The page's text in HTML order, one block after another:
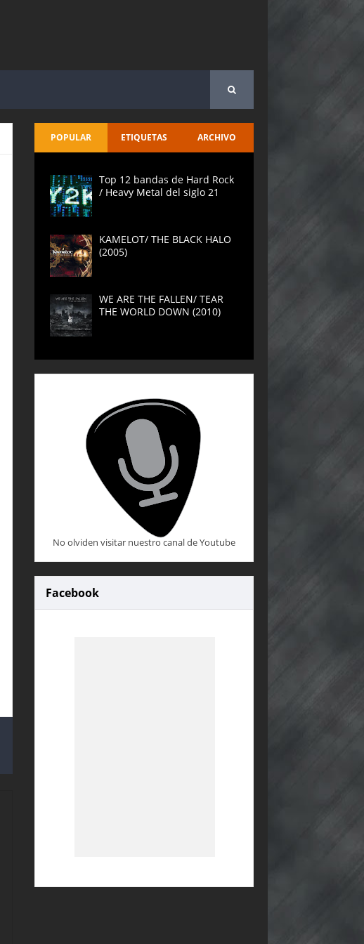
POPULAR ETIQUETAS ARCHIVO
Top 12 bandas de Hard Rock
/ Heavy Metal del siglo 21
KAMELOT/ THE BLACK HALO
(2005)
WE ARE THE FALLEN/ TEAR
THE WORLD DOWN (2010)
No olviden visitar nuestro canal de Youtube
Facebook